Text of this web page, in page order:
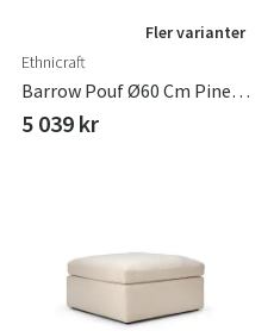
Fler varianter
Ethnicraft
Barrow Pouf Ø60 Cm Pine Green
5 039 kr